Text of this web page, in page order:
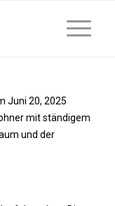
Juni 20, 2025
mit ständigem
und der